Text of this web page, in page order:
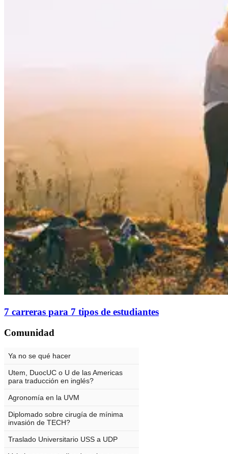
7 carreras para 7 tipos de estudiantes
Comunidad